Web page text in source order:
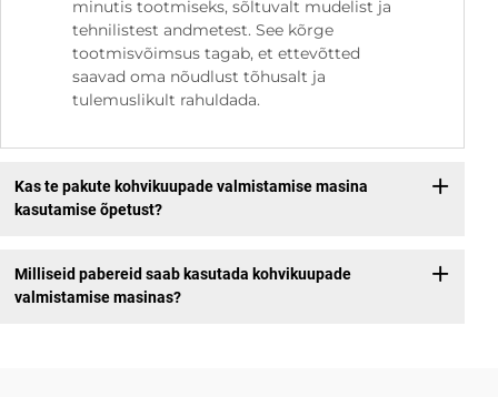
minutis tootmiseks, sõltuvalt mudelist ja
tehnilistest andmetest. See kõrge
tootmisvõimsus tagab, et ettevõtted
saavad oma nõudlust tõhusalt ja
tulemuslikult rahuldada.
Kas te pakute kohvikuupade valmistamise masina
kasutamise õpetust?
Milliseid pabereid saab kasutada kohvikuupade
valmistamise masinas?